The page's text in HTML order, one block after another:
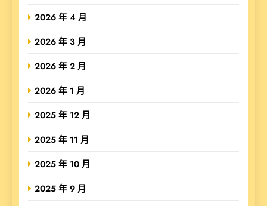
2026 年 4 月
2026 年 3 月
2026 年 2 月
2026 年 1 月
2025 年 12 月
2025 年 11 月
2025 年 10 月
2025 年 9 月